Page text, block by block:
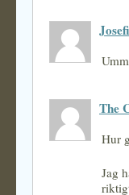
The
Hur
Jag